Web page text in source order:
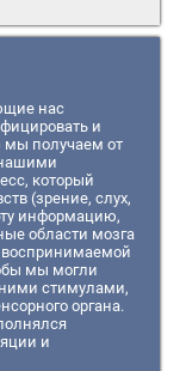
нас
и
мы получаем от
нашими
который
(зрение, слух,
информацию,
области мозга
мы могли
стимулами,
органа.
и